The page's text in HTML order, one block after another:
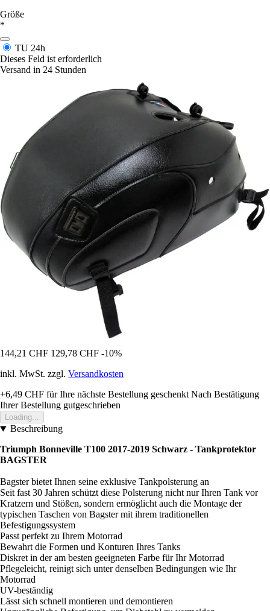
Größe
*
TU 24h
Dieses Feld ist erforderlich
Versand in 24 Stunden
144,21 CHF 129,78 CHF -10%
inkl. MwSt. zzgl. Versandkosten
+6,49 CHF für Ihre nächste Bestellung geschenkt Nach Bestätigung
Ihrer Bestellung gutgeschrieben
Loading...
Beschreibung
Triumph Bonneville T100 2017-2019 Schwarz - Tankprotektor
BAGSTER
Bagster bietet Ihnen seine exklusive Tankpolsterung an
Seit fast 30 Jahren schützt diese Polsterung nicht nur Ihren Tank vor
Kratzern und Stößen, sondern ermöglicht auch die Montage der
typischen Taschen von Bagster mit ihrem traditionellen
Befestigungssystem
Passt perfekt zu Ihrem Motorrad
Bewahrt die Formen und Konturen Ihres Tanks
Diskret in der am besten geeigneten Farbe für Ihr Motorrad
Pflegeleicht, reinigt sich unter denselben Bedingungen wie Ihr
Motorrad
UV-beständig
Lässt sich schnell montieren und demontieren